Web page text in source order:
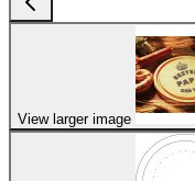
View larger image